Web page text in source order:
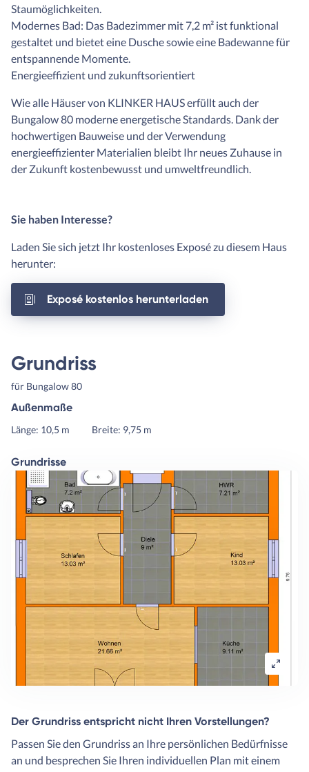
Staumöglichkeiten.
Modernes Bad: Das Badezimmer mit 7,2 m² ist funktional
gestaltet und bietet eine Dusche sowie eine Badewanne für
entspannende Momente.
Energieeffizient und zukunftsorientiert
Wie alle Häuser von KLINKER HAUS erfüllt auch der
Bungalow 80 moderne energetische Standards. Dank der
hochwertigen Bauweise und der Verwendung
energieeffizienter Materialien bleibt Ihr neues Zuhause in
der Zukunft kostenbewusst und umweltfreundlich.
Sie haben Interesse?
Laden Sie sich jetzt Ihr kostenloses Exposé zu diesem Haus
herunter:
Exposé kostenlos herunterladen
Grundriss
für Bungalow 80
Außenmaße
Länge: 10,5 m Breite: 9,75 m
Grundrisse
Der Grundriss entspricht nicht Ihren Vorstellungen?
Passen Sie den Grundriss an Ihre persönlichen Bedürfnisse
an und besprechen Sie Ihren individuellen Plan mit einem